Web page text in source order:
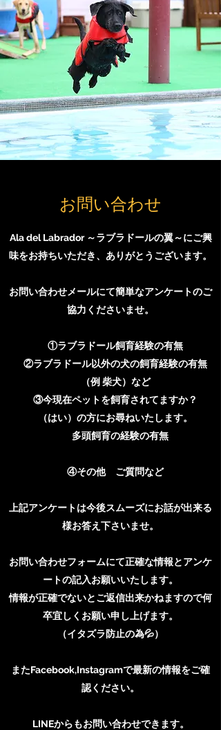
お問い合わせ
Ala del Labrador ～ラブラドールの翼～にご興
味をお持ちいただき、ありがとうございます。
お問い合わせメールにて簡単なアンケートのご
協力くださいませ。
①ラブラドール飼育経験の有無
②ラブラドール以外の犬の飼育経験の有無
（例 柴犬）など
③今現在ペットを飼育されてますか？
（はい）の方にお尋ねいたします。
多頭飼育の経験の有無
④その他 ご質問など
上記アンケートは今後スムーズにお話が出来る
様お答え下さいませ。
お問い合わせフォームにて正確な情報とアンケ
ートの記入お願いいたします。
情報が正確でないとご返信出来かねますので何
卒宜しくお願い申し上げます。
（イタズラ防止の為💦）
またFacebook,Instagramで最新の情報をご確
認ください。
LINEからもお問い合わせできます。